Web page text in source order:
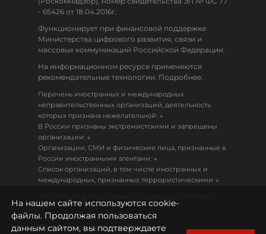
- 65426 от 18.04.2016г.
Функционирует при финансовой поддержке
Министерства цифрового развития, связи и
массовых коммуникаций Российской Федерации.
На информационном ресурсе применяются
рекомендательные технологии. Подробнее.
Перечень иностранных и международных
неправительственных организаций, деятельность
которых признана нежелательной: ↓
В России признаны экстремистскими и запрещены
организации: ↓
Организации, СМИ и физические лица, признанные в
России иностранными агентами: ↓
Список организаций, в том числе иностранных и
международных, признанных террористическими ↓
18+
Политика конфиденциальности
На нашем сайте используются cookie-
файлы. Продолжая пользоваться
данным сайтом, вы подтверждаете